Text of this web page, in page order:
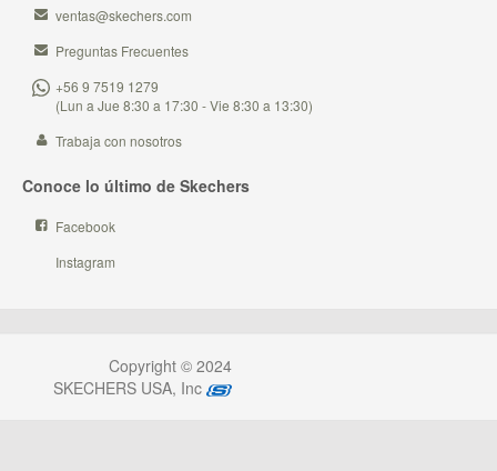
ventas@skechers.com
Preguntas Frecuentes
+56 9 7519 1279
(Lun a Jue 8:30 a 17:30 - Vie 8:30 a 13:30)
Trabaja con nosotros
Conoce lo último de Skechers
Facebook
Instagram
Copyright © 2024
SKECHERS USA, Inc